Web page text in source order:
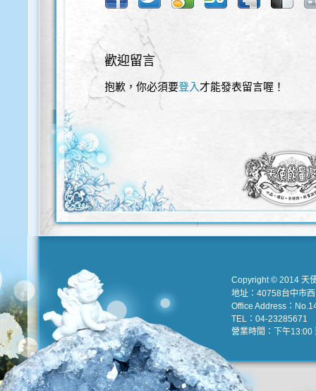
歡迎留言
抱歉，你必須要登入 才能發表留言喔！
Copyright © 2014 天
地址：40758台中市
Office Address：
TEL：04-23285671
營業時間：下午13:00